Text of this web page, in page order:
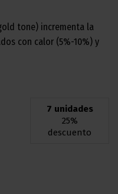
tone) incrementa la
con calor (5%-10%) y
7 unidades
25%
descuento